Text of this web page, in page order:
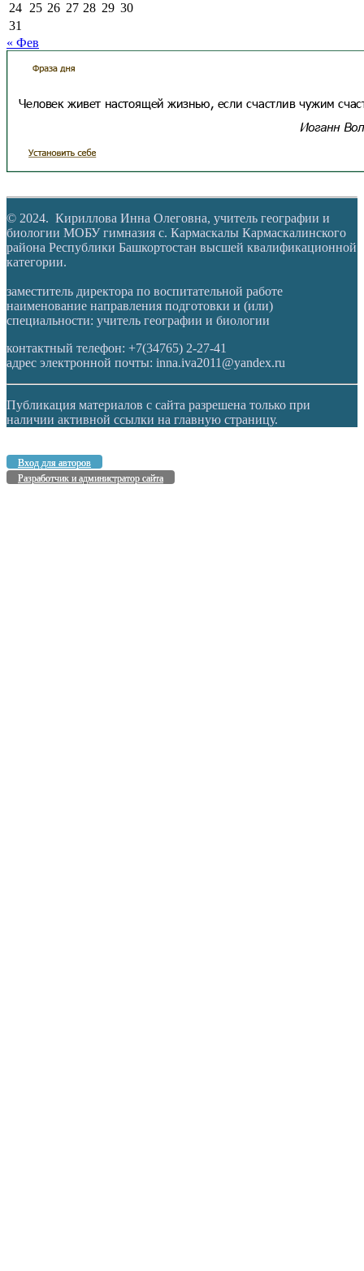
24 25 26 27 28 29 30
31
« Фев
© 2024. Кириллова Инна Олеговна, учитель географии и
биологии МОБУ гимназия с. Кармаскалы Кармаскалинского
района Республики Башкортостан высшей квалификационной
категории.
заместитель директора по воспитательной работе
наименование направления подготовки и (или)
специальности: учитель географии и биологии
контактный телефон: +7(34765) 2-27-41
адрес электронной почты: inna.iva2011@yandex.ru
Публикация материалов с сайта разрешена только при
наличии активной ссылки на главную страницу.
Вход для авторов
Разработчик и администратор сайта